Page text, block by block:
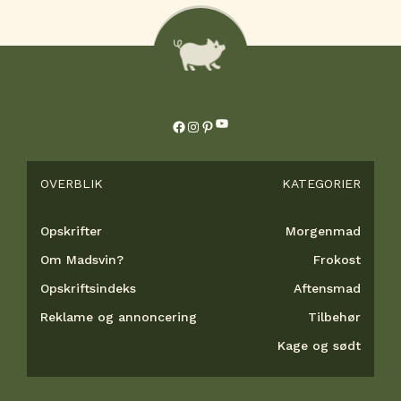
Facebook
Instagram
Pinterest
YouTube
OVERBLIK
Opskrifter
Om Madsvin?
Opskriftsindeks
Reklame og annoncering
KATEGORIER
Morgenmad
Frokost
Aftensmad
Tilbehør
Kage og sødt